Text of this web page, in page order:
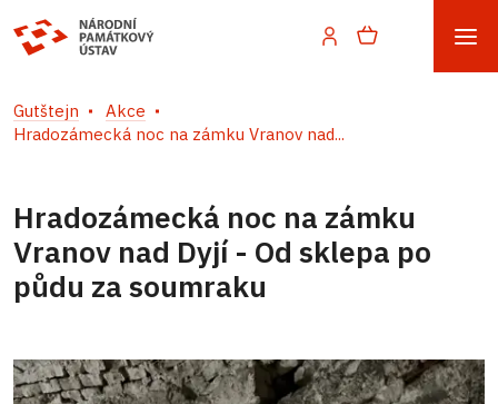
Gutštejn
Akce
Hradozámecká noc na zámku Vranov nad...
Hradozámecká noc na zámku
Vranov nad Dyjí - Od sklepa po
půdu za soumraku